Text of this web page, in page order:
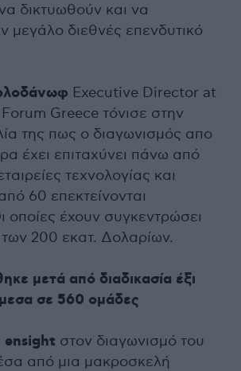
δικτυωθούν και να
μεγάλο διεθνές επενδυτικό
Executive Director at
Greece τόνισε στην
της πως ο διαγωνισμός απο
έχει επιταχύνει πάνω από
τεχνολογίας και
60 επεκτείνονται
οποίες έχουν συγκεντρώσει
200 εκατ. Δολαρίων.
μετά από διαδικασία έξι
σε 560 ομάδες
ensight στον διαγωνισμό του
από μια μακροσκελή